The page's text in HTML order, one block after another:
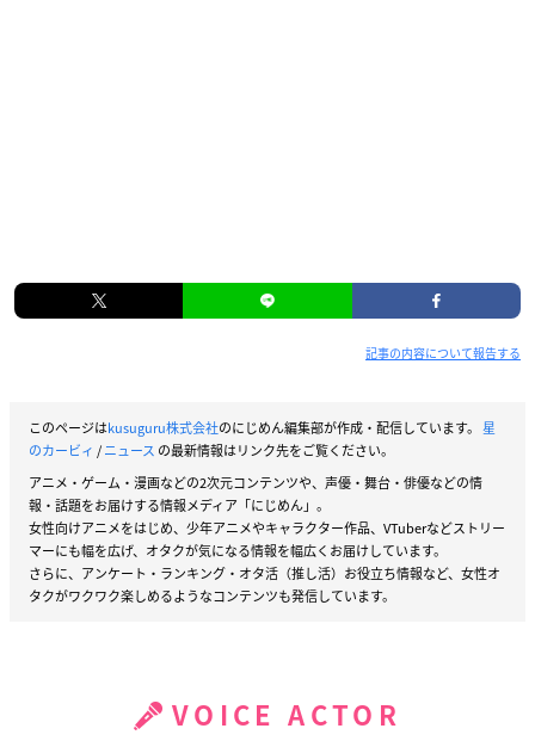
記事の内容について報告する
このページはkusuguru株式会社のにじめん編集部が作成・配信しています。 星
のカービィ /ニュース の最新情報はリンク先をご覧ください。
アニメ・ゲーム・漫画などの2次元コンテンツや、声優・舞台・俳優などの情
報・話題をお届けする情報メディア「にじめん」。
女性向けアニメをはじめ、少年アニメやキャラクター作品、VTuberなどストリー
マーにも幅を広げ、オタクが気になる情報を幅広くお届けしています。
さらに、アンケート・ランキング・オタ活（推し活）お役立ち情報など、女性オ
タクがワクワク楽しめるようなコンテンツも発信しています。
VOICE ACTOR